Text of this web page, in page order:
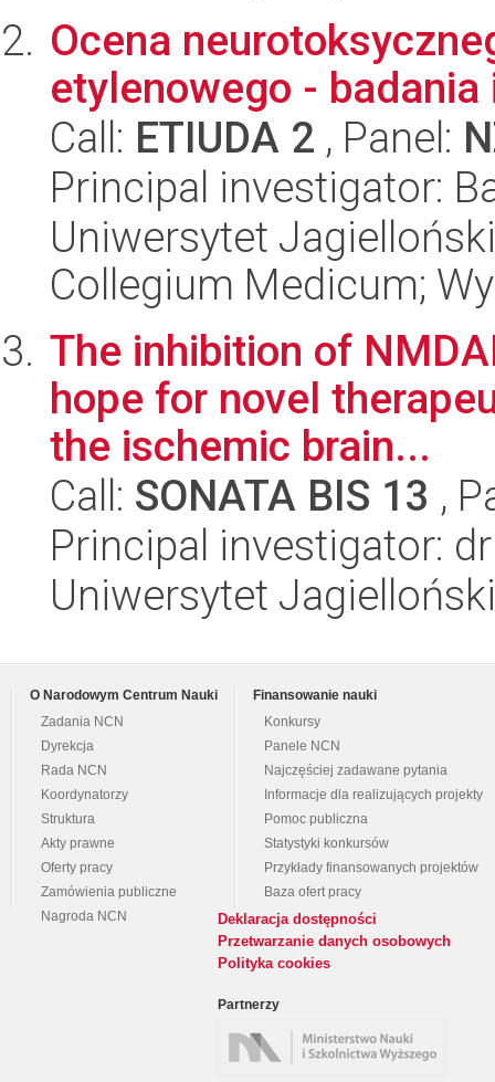
Ocena
etylenowego -
Call: ETIUDA 2 , Panel:
Principal investigator:
Uniwersytet
Collegium Medicum;
The inhibition of
hope for novel
the ischemic brain...
Call: SONATA BIS 13 ,
Principal investigator:
Uniwersytet
O Narodowym Centrum Nauki
Zadania NCN
Dyrekcja
Rada NCN
Koordynatorzy
Struktura
Akty prawne
Oferty pracy
Zamówienia publiczne
Nagroda NCN
Finansowanie nauki
Konkursy
Panele NCN
Najczęściej zadawane pytania
Informacje dla realizujących projekty
Pomoc publiczna
Statystyki konkursów
Przykłady finansowanych projektów
Baza ofert pracy
Deklaracja dostępności
Przetwarzanie danych osobowych
Polityka cookies
Partnerzy